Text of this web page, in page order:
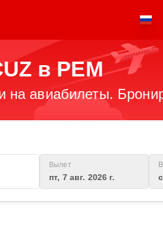
в PEM
авиабилеты.
Вылет
пт, 7 авг. 2026 г.